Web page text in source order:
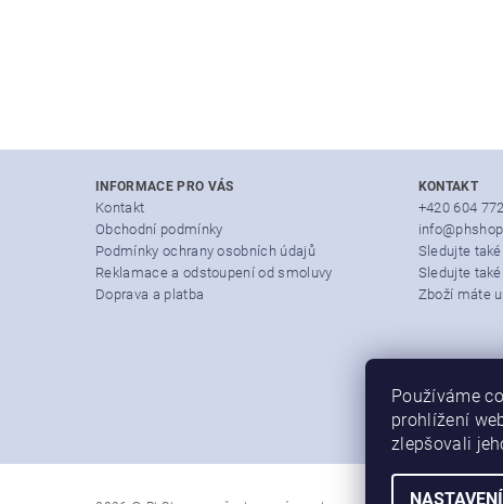
INFORMACE PRO VÁS
Kontakt
Obchodní podmínky
Podmínky ochrany osobních údajů
Reklamace a odstoupení od smoluvy
Doprava a platba
KONTAKT
+420 604
Sledujte
Sledujte
Zboží máte
Používáme
prohlížení
zlepšovali
NASTAVENÍ